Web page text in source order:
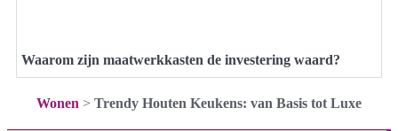
Waarom zijn maatwerkkasten de investering waard?
Wonen > Trendy Houten Keukens: van Basis tot Luxe